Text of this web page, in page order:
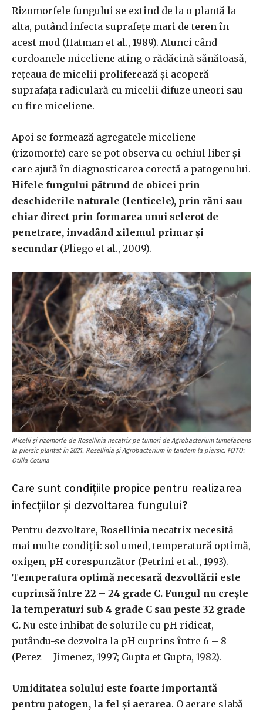
Rizomorfele fungului se extind de la o plantă la
alta, putând infecta suprafețe mari de teren în
acest mod (Hatman et al., 1989). Atunci când
cordoanele miceliene ating o rădăcină sănătoasă,
rețeaua de micelii proliferează și acoperă
suprafața radiculară cu micelii difuze uneori sau
cu fire miceliene.
Apoi se formează agregatele miceliene
(rizomorfe) care se pot observa cu ochiul liber și
care ajută în diagnosticarea corectă a patogenului.
Hifele fungului pătrund de obicei prin
deschiderile naturale (lenticele), prin răni sau
chiar direct prin formarea unui sclerot de
penetrare, invadând xilemul primar și
secundar (Pliego et al., 2009).
Micelii și rizomorfe de Rosellinia necatrix pe tumori de Agrobacterium tumefaciens
la piersic plantat în 2021. Rosellinia și Agrobacterium în tandem la piersic. FOTO:
Otilia Cotuna
Care sunt condițiile propice pentru realizarea
infecțiilor și dezvoltarea fungului?
Pentru dezvoltare, Rosellinia necatrix necesită
mai multe condiții: sol umed, temperatură optimă,
oxigen, pH corespunzător (Petrini et al., 1993).
Temperatura optimă necesară dezvoltării este
cuprinsă între 22 – 24 grade C. Fungul nu crește
la temperaturi sub 4 grade C sau peste 32 grade
C. Nu este inhibat de solurile cu pH ridicat,
putându-se dezvolta la pH cuprins între 6 – 8
(Perez – Jimenez, 1997; Gupta et Gupta, 1982).
Umiditatea solului este foarte importantă
pentru patogen, la fel și aerarea. O aerare slabă